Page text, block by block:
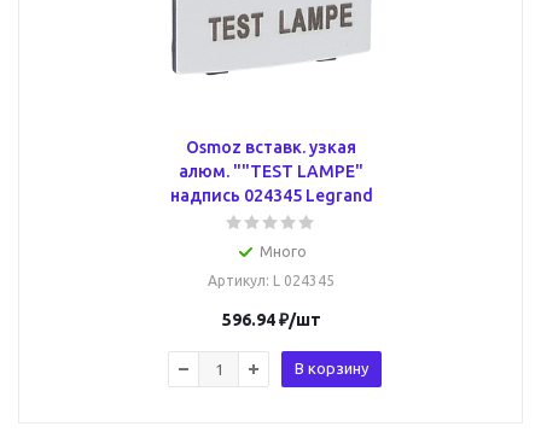
Osmoz вставк. узкая
алюм. ""TEST LAMPE"
надпись 024345 Legrand
Много
Артикул: L 024345
596.94₽/шт
В корзину